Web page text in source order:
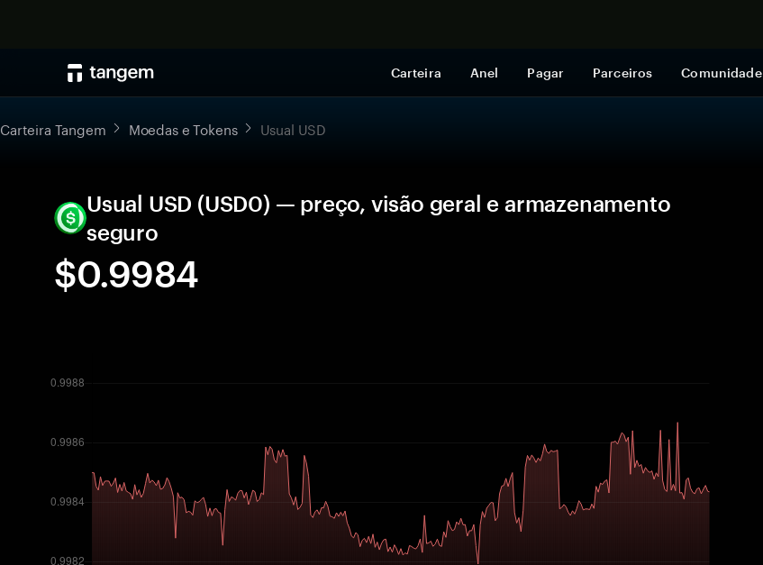
Carteira Anel Pagar Parceiros Comunidade
Carteira Tangem Moedas e Tokens Usual USD
Usual USD (USD0) — preço, visão geral e armazenamento
seguro
$0.9984